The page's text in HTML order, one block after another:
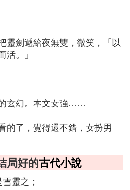
靈劍遞給夜無雙，微笑，「以
活。」
玄幻。本文女強……
的了，覺得還不錯，女扮男
局好的古代小說
靈之；